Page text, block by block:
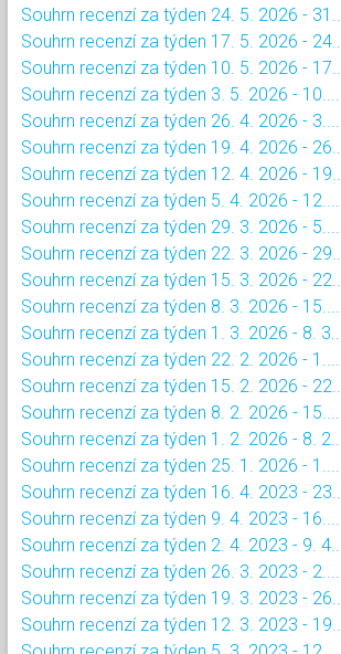
Souhrn recenzí za týden 24. 5. 2026 - 31....
Souhrn recenzí za týden 17. 5. 2026 - 24....
Souhrn recenzí za týden 10. 5. 2026 - 17....
Souhrn recenzí za týden 3. 5. 2026 - 10....
Souhrn recenzí za týden 26. 4. 2026 - 3....
Souhrn recenzí za týden 19. 4. 2026 - 26....
Souhrn recenzí za týden 12. 4. 2026 - 19....
Souhrn recenzí za týden 5. 4. 2026 - 12....
Souhrn recenzí za týden 29. 3. 2026 - 5....
Souhrn recenzí za týden 22. 3. 2026 - 29....
Souhrn recenzí za týden 15. 3. 2026 - 22....
Souhrn recenzí za týden 8. 3. 2026 - 15....
Souhrn recenzí za týden 1. 3. 2026 - 8. 3....
Souhrn recenzí za týden 22. 2. 2026 - 1....
Souhrn recenzí za týden 15. 2. 2026 - 22....
Souhrn recenzí za týden 8. 2. 2026 - 15....
Souhrn recenzí za týden 1. 2. 2026 - 8. 2....
Souhrn recenzí za týden 25. 1. 2026 - 1....
Souhrn recenzí za týden 16. 4. 2023 - 23....
Souhrn recenzí za týden 9. 4. 2023 - 16....
Souhrn recenzí za týden 2. 4. 2023 - 9. 4....
Souhrn recenzí za týden 26. 3. 2023 - 2....
Souhrn recenzí za týden 19. 3. 2023 - 26....
Souhrn recenzí za týden 12. 3. 2023 - 19....